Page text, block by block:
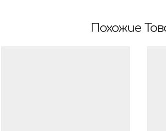
Похожие